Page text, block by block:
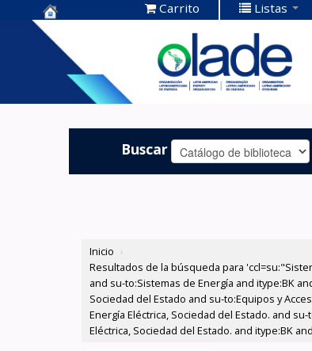
Centro de
Documentación
OLADE -
Carrito Listas
Buscar
Inicio ›
Resultados de la búsqueda para
and su-to:Sistemas de Energía and itype:BK
Sociedad del Estado and su-to:Equipos y
Energía Eléctrica, Sociedad del Estado. and
Eléctrica, Sociedad del Estado. and itype:BK